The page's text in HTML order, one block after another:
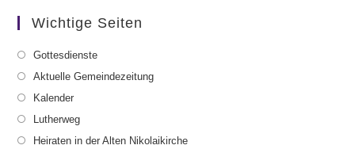
Wichtige Seiten
Gottesdienste
Aktuelle Gemeindezeitung
Kalender
Lutherweg
Heiraten in der Alten Nikolaikirche